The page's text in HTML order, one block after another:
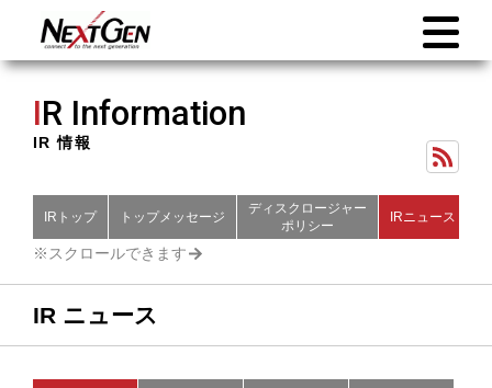
IR Information
IR 情報
IRトップ トップメッセージ
ディスクロージャー
ポリシー
IRニュース
IR ニュース